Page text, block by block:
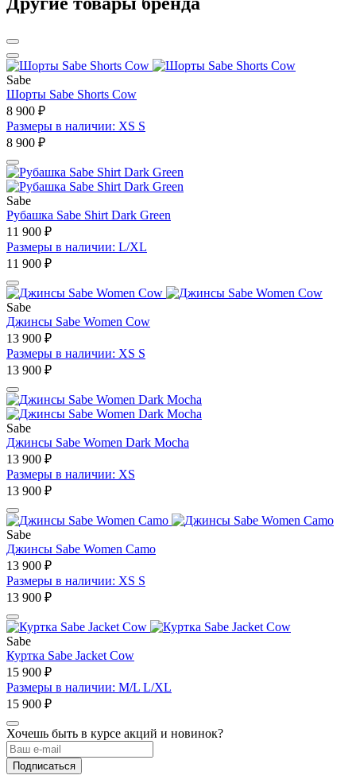
Sabe
Шорты Sabe Shorts Cow
8 900 ₽
Размеры в наличии: XS S
8 900 ₽
Sabe
Рубашка Sabe Shirt Dark Green
11 900 ₽
Размеры в наличии: L/XL
11 900 ₽
Sabe
Джинсы Sabe Women Cow
13 900 ₽
Размеры в наличии: XS S
13 900 ₽
Sabe
Джинсы Sabe Women Dark Mocha
13 900 ₽
Размеры в наличии: XS
13 900 ₽
Sabe
Джинсы Sabe Women Camo
13 900 ₽
Размеры в наличии: XS S
13 900 ₽
Sabe
Куртка Sabe Jacket Cow
15 900 ₽
Размеры в наличии: M/L L/XL
15 900 ₽
Хочешь быть в курсе акций и новинок?
Подписаться